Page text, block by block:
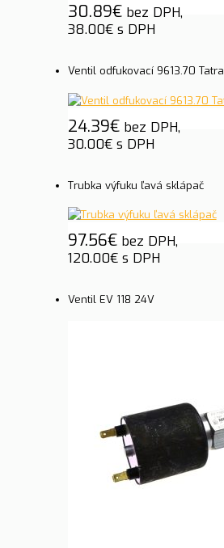
30.89€ bez DPH,
38.00€s DPH
Ventil odfukovací 9613.70 Tatra
24.39€ bez DPH,
30.00€s DPH
Trubka výfuku ľavá sklápač
97.56€ bez DPH,
120.00€s DPH
Ventil EV 118 24V